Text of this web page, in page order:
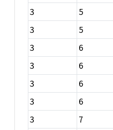
3
5
3
5
3
6
3
6
3
6
3
6
3
7